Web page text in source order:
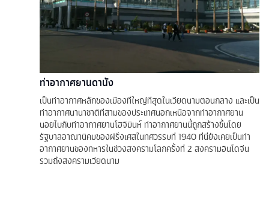
ท่าอากาศยานดานัง
เป็นท่าอากาศหลักของเมืองที่ใหญ่ที่สุดในเวียดนามตอนกลาง และเป็น
ท่าอากาศนานาชาติที่สามของประเทศนอกเหนือจากท่าอากาศยาน
นอยไบกับท่าอากาศยานโฮจิมินห์ ท่าอากาศยานนี้ถูกสร้างขึ้นโดย
รัฐบาลอาณานิคมของฝรั่งเศสในทศวรรษที่ 1940 ที่นี่ยังเคยเป็นท่า
อากาศยานของทหารในช่วงสงครามโลกครั้งที่ 2 สงครามอินโดจีน
รวมถึงสงครามเวียดนาม